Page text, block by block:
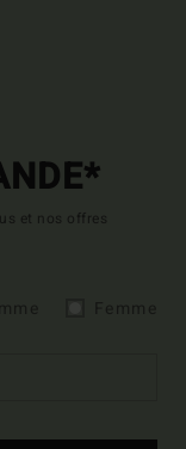
et nos offres